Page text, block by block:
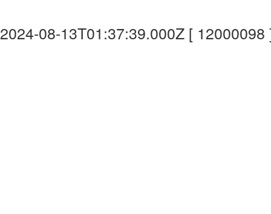
2024-08-13T01:37:39.000Z [ 12000098